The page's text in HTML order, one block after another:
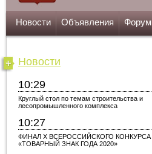
Новости Объявления Форум
Новости
10:29
Круглый стол по темам строительства и
лесопромышленного комплекса
10:27
ФИНАЛ X ВСЕРОССИЙСКОГО КОНКУРСА
«ТОВАРНЫЙ ЗНАК ГОДА 2020»